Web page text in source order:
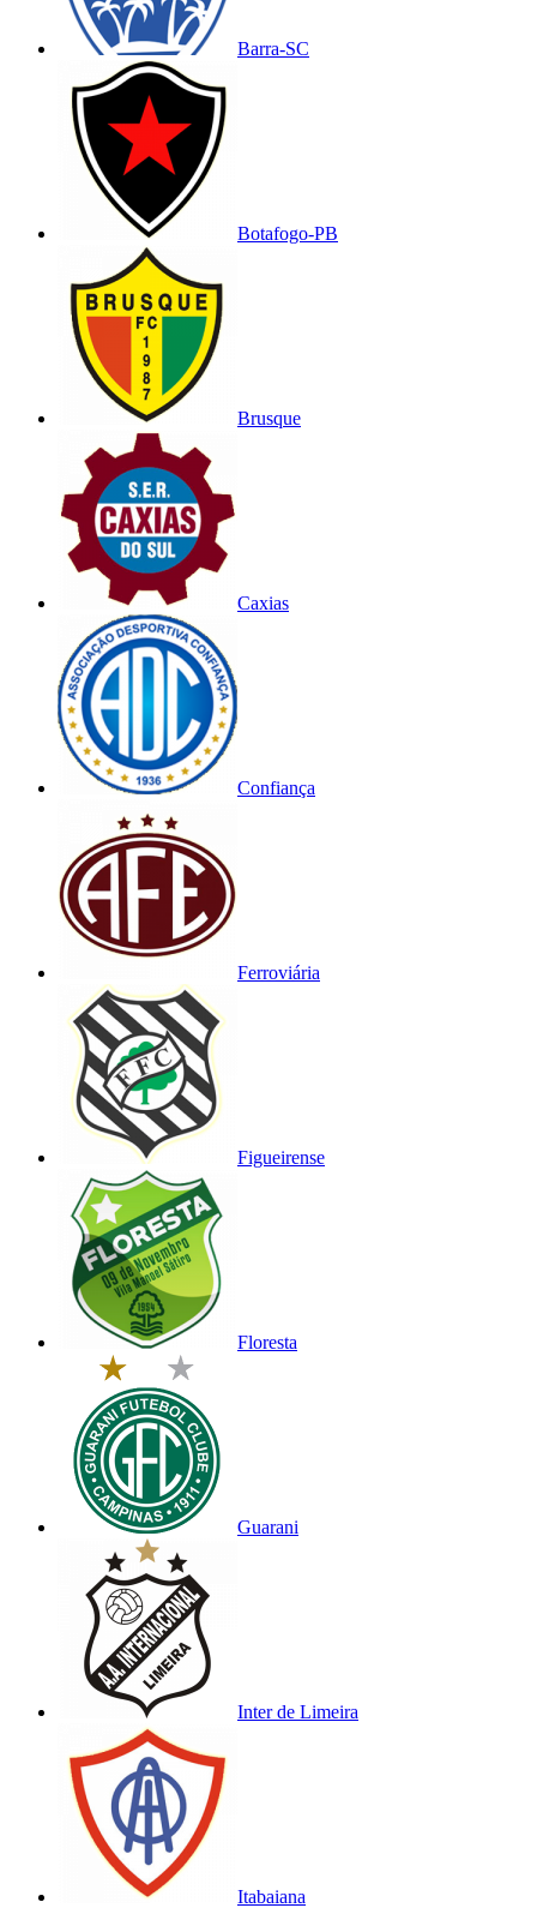
Barra-SC
Botafogo-PB
Brusque
Caxias
Confiança
Ferroviária
Figueirense
Floresta
Guarani
Inter de Limeira
Itabaiana